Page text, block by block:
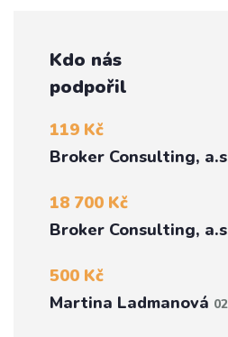
Kdo nás
podpořil
119 Kč
Broker Consulting,
18 700 Kč
Broker Consulting,
500 Kč
Martina Ladmanová